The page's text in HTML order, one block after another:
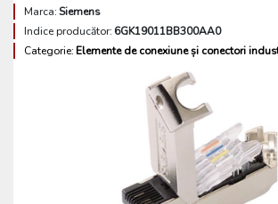
Marca:Siemens
Indice producător: 6GK19011BB300AA0
Categorie:Elemente de conexiune și conectori